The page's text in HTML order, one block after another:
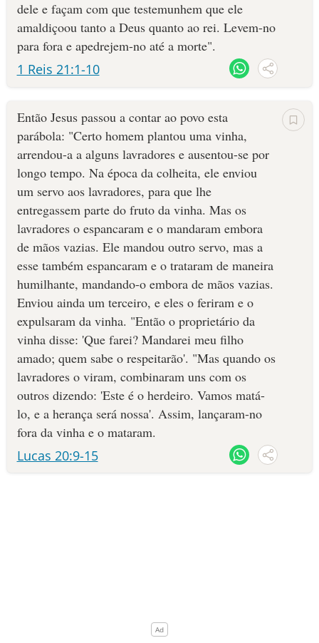
dele e façam com que testemunhem que ele
amaldiçoou tanto a Deus quanto ao rei. Levem-no
para fora e apedrejem-no até a morte".
1 Reis 21:1-10
Então Jesus passou a contar ao povo esta
parábola: "Certo homem plantou uma vinha,
arrendou-a a alguns lavradores e ausentou-se por
longo tempo. Na época da colheita, ele enviou
um servo aos lavradores, para que lhe
entregassem parte do fruto da vinha. Mas os
lavradores o espancaram e o mandaram embora
de mãos vazias. Ele mandou outro servo, mas a
esse também espancaram e o trataram de maneira
humilhante, mandando-o embora de mãos vazias.
Enviou ainda um terceiro, e eles o feriram e o
expulsaram da vinha. "Então o proprietário da
vinha disse: 'Que farei? Mandarei meu filho
amado; quem sabe o respeitarão'. "Mas quando os
lavradores o viram, combinaram uns com os
outros dizendo: 'Este é o herdeiro. Vamos matá-
lo, e a herança será nossa'. Assim, lançaram-no
fora da vinha e o mataram.
Lucas 20:9-15